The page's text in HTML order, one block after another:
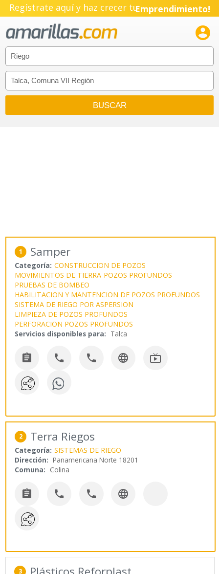
Regístrate aquí y haz crecer tuEmprendimiento!

1 Samper
Categoría: CONSTRUCCION DE POZOS
MOVIMIENTOS DE TIERRA POZOS PROFUNDOS
PRUEBAS DE BOMBEO
HABILITACION Y MANTENCION DE POZOS PROFUNDOS
SISTEMA DE RIEGO POR ASPERSION
LIMPIEZA DE POZOS PROFUNDOS
PERFORACION POZOS PROFUNDOS
Servicios disponibles para: Talca
    
2 Terra Riegos
Categoría: SISTEMAS DE RIEGO
Dirección: Panamericana Norte 18201
Comuna: Colina
   
3